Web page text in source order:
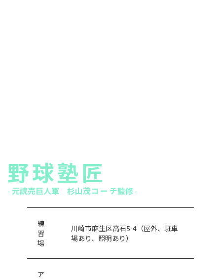
野球塾匠
- 元読売巨人軍 杉山茂コ ー チ監修 -
練
習
場
川崎市麻生区高石5-4（屋外、駐車
場あり、照明あり）
ア